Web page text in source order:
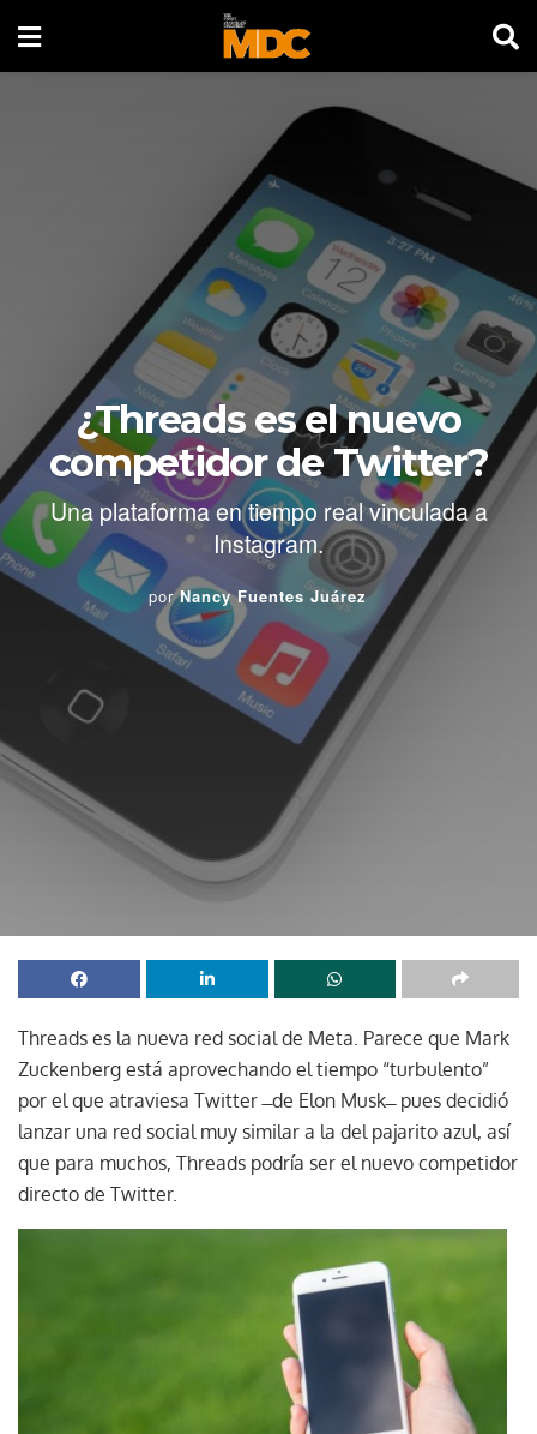
¿Threads es el nuevo
competidor de Twitter?
Una plataforma en tiempo real vinculada a
Instagram.
por Nancy Fuentes Juárez
Threads es la nueva red social de Meta. Parece que Mark
Zuckenberg está aprovechando el tiempo “turbulento”
por el que atraviesa Twitter ̶ de Elon Musk ̶ pues decidió
lanzar una red social muy similar a la del pajarito azul, así
que para muchos, Threads podría ser el nuevo competidor
directo de Twitter.